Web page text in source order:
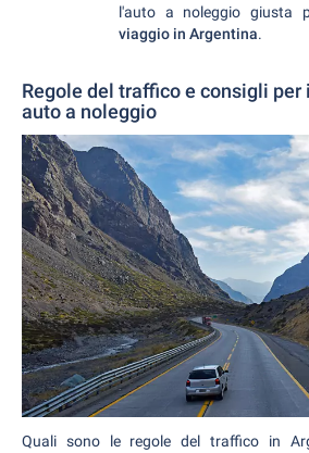
l'auto a noleggio giusta
viaggio in Argentina.
Regole del traffico e consigli
auto a noleggio
Quali sono le regole del traffico in